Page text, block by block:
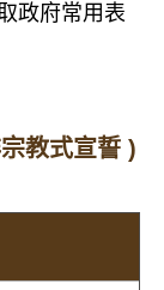
政府常用表
教式宣誓 )